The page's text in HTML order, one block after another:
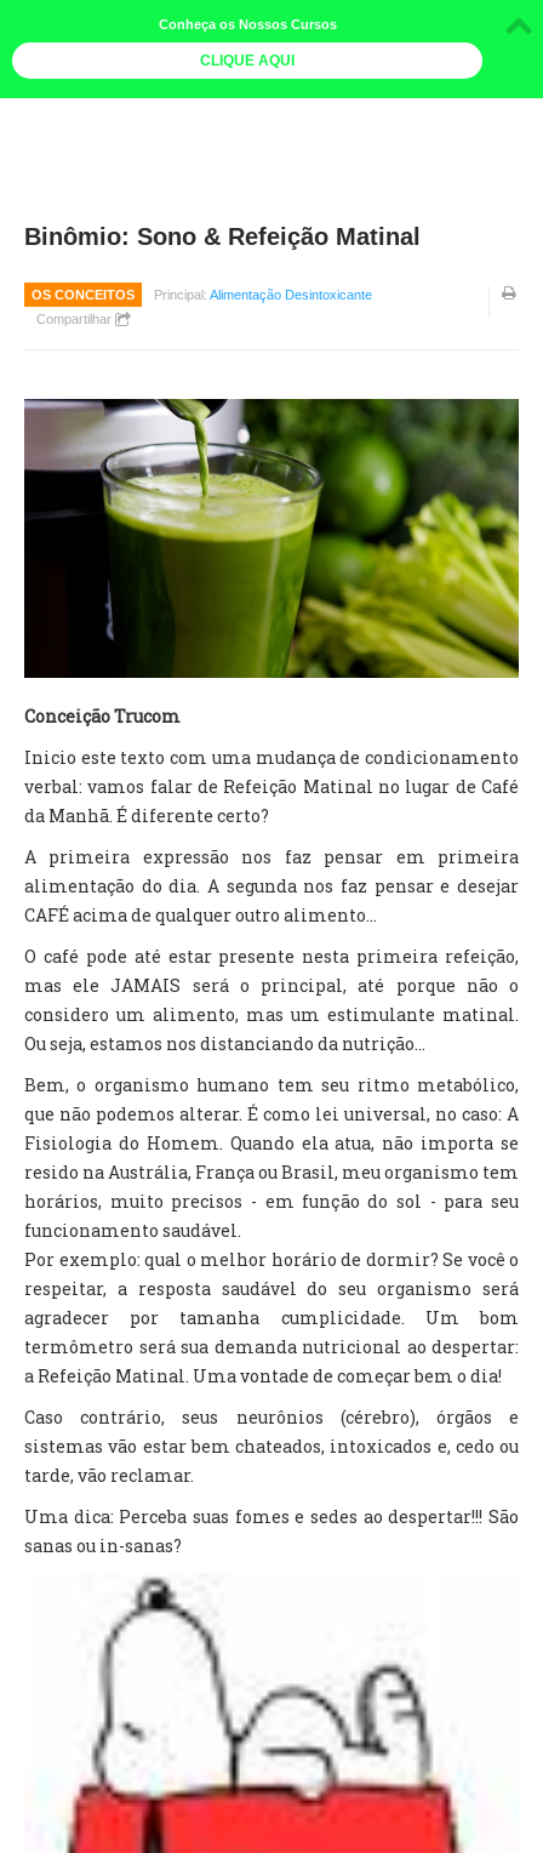
MAIS
BOLETINS
GALERIA DE FOTOS
PÓS-OFICINAS
COLABORADORES
TV DE BEM COM A NATUREZA
FALE CONOSCO
Binômio: Sono & Refeição Matinal
OS CONCEITOS Principal: Alimentação Desintoxicante
Compartilhar
Conceição Trucom
Inicio este texto com uma mudança de condicionamento
verbal: vamos falar de Refeição Matinal no lugar de Café
da Manhã. É diferente certo?
A primeira expressão nos faz pensar em primeira
alimentação do dia. A segunda nos faz pensar e desejar
CAFÉ acima de qualquer outro alimento...
O café pode até estar presente nesta primeira refeição,
mas ele JAMAIS será o principal, até porque não o
considero um alimento, mas um estimulante matinal.
Ou seja, estamos nos distanciando da nutrição...
Bem, o organismo humano tem seu ritmo metabólico,
que não podemos alterar. É como lei universal, no caso: A
Fisiologia do Homem. Quando ela atua, não importa se
resido na Austrália, França ou Brasil, meu organismo tem
horários, muito precisos - em função do sol - para seu
funcionamento saudável.
Por exemplo: qual o melhor horário de dormir? Se você o
respeitar, a resposta saudável do seu organismo será
agradecer por tamanha cumplicidade. Um bom
termômetro será sua demanda nutricional ao despertar:
a Refeição Matinal. Uma vontade de começar bem o dia!
Caso contrário, seus neurônios (cérebro), órgãos e
sistemas vão estar bem chateados, intoxicados e, cedo ou
tarde, vão reclamar.
Uma dica: Perceba suas fomes e sedes ao despertar!!! São
sanas ou in-sanas?
Conheça os Nossos Cursos
CLIQUE AQUI